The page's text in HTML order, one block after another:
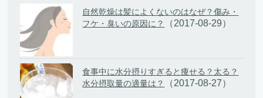
自然乾燥は髪によくないのはなぜ？傷み・
フケ・臭いの原因に？
（2017-08-29）
食事中に水分摂りすぎると痩せる？太る？
水分摂取量の適量は？
（2017-08-27）